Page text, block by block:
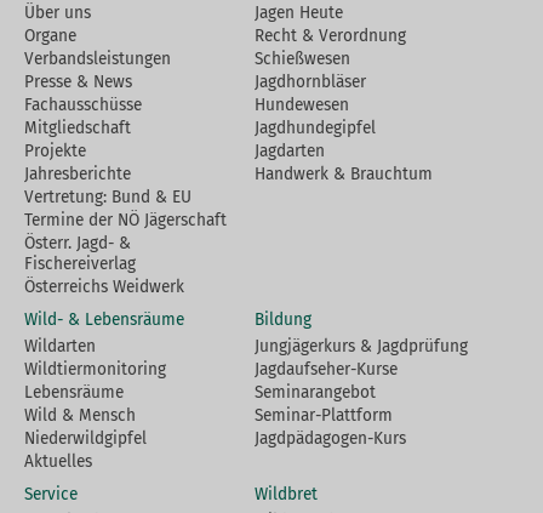
Über uns
Organe
Verbandsleistungen
Presse & News
Fachausschüsse
Mitgliedschaft
Projekte
Jahresberichte
Vertretung: Bund & EU
Termine der NÖ Jägerschaft
Österr. Jagd- &
Fischereiverlag
Österreichs Weidwerk
Jagen Heute
Recht & Verordnung
Schießwesen
Jagdhornbläser
Hundewesen
Jagdhundegipfel
Jagdarten
Handwerk & Brauchtum
Wild- & Lebensräume
Wildarten
Wildtiermonitoring
Lebensräume
Wild & Mensch
Niederwildgipfel
Aktuelles
Bildung
Jungjägerkurs & Jagdprüfung
Jagdaufseher-Kurse
Seminarangebot
Seminar-Plattform
Jagdpädagogen-Kurs
Service
Wildbret